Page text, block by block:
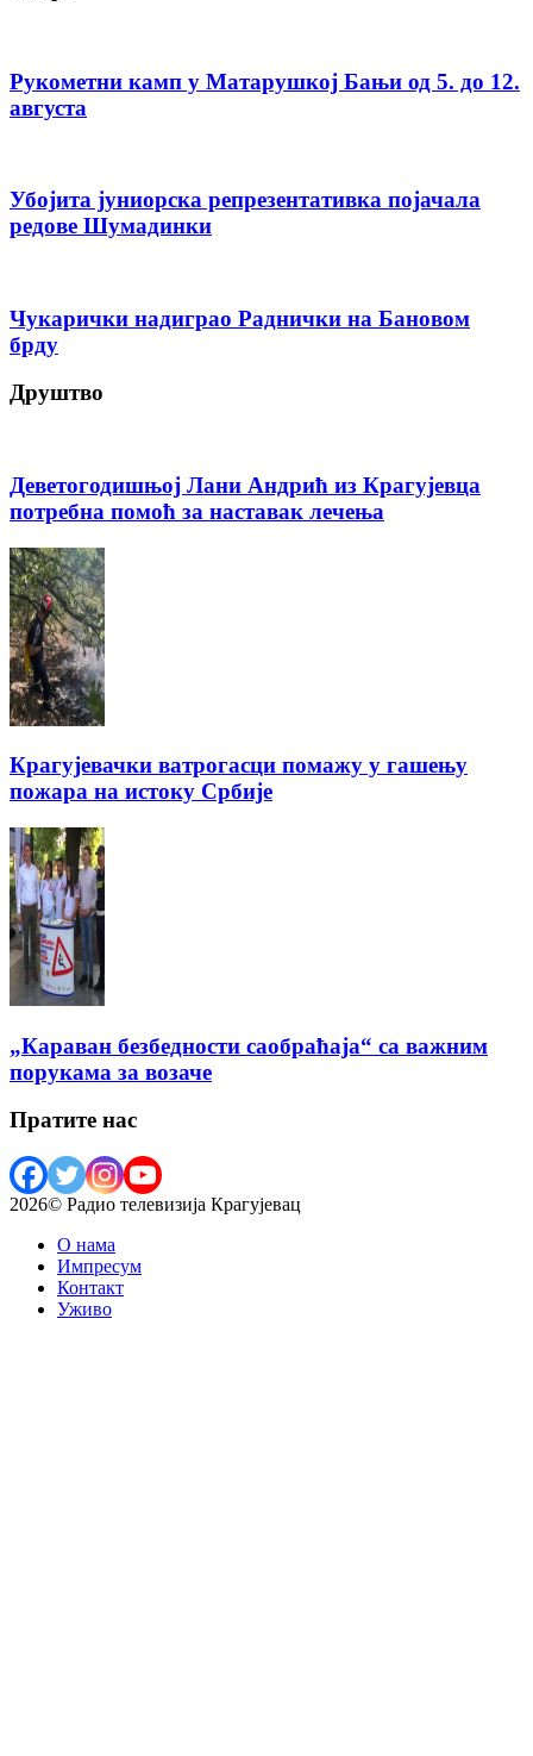
Рукометни камп у Матарушкој Бањи од 5. до 12.
августа
Убојита јуниорска репрезентативка појачала
редове Шумадинки
Чукарички надиграо Раднички на Бановом
брду
Друштво
Деветогодишњој Лани Андрић из Крагујевца
потребна помоћ за наставак лечења
Крагујевачки ватрогасци помажу у гашењу
пожара на истоку Србије
„Караван безбедности саобраћаја“ са важним
порукама за возаче
Пратите нас
2026© Радио телевизија Крагујевац
О нама
Импресум
Контакт
Уживо